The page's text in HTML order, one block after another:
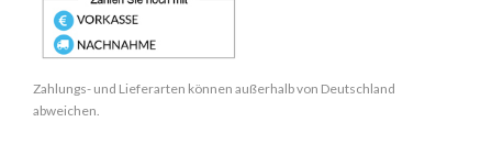
Zahlungs- und Lieferarten können außerhalb von Deutschland
abweichen.